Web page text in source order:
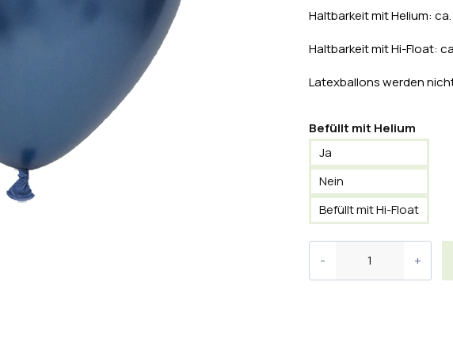
Haltbarkeit mit Helium:
Haltbarkeit mit Hi-Float:
Latexballons werden
Befüllt mit Helium
Ja
Nein
Befüllt mit Hi-Float